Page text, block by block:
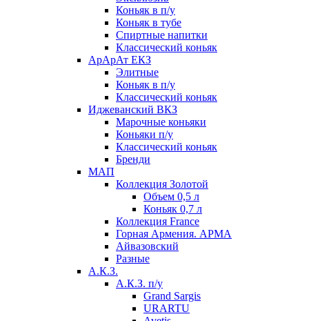
Коньяк в п/у
Коньяк в тубе
Спиртные напитки
Классический коньяк
АрАрАт ЕКЗ
Элитные
Коньяк в п/у
Классический коньяк
Иджеванский ВКЗ
Марочные коньяки
Коньяки п/у
Классический коньяк
Бренди
МАП
Коллекция Золотой
Объем 0,5 л
Коньяк 0,7 л
Коллекция France
Горная Армения. АРМА
Айвазовский
Разные
А.К.З.
А.К.З. п/у
Grand Sargis
URARTU